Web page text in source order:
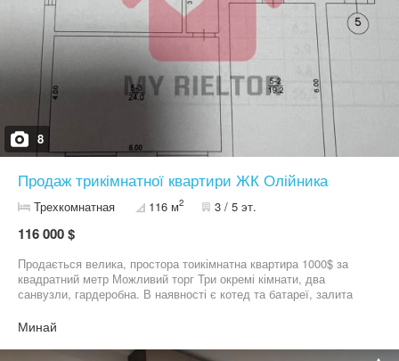
8
Продаж трикімнатної квартири ЖК Олійника
Трехкомнатная 116 м2 3 / 5 эт.
116 000 $
Продається велика, простора тоикімнатна квартира 1000$ за
квадратний метр Можливий торг Три окремі кімнати, два
санвузли, гардеробна. В наявності є котед та батареї, залита
також на всю квартиру є в наявності! Цікавить телефонуйте!
Минай